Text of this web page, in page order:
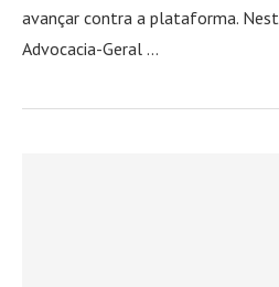
avançar contra a plataforma.
Advocacia-Geral …